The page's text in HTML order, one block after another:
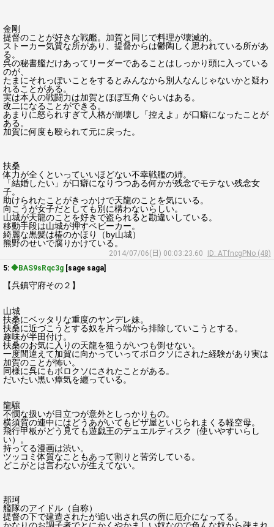
金剛
提督のことが好きな戦艦。加賀と同じで料理が壊滅的。
ストーカー気質な所があり、提督からは鬱陶しく思われている所があ
る。
呉の秘書艦だけあってリーダーであることはしっかり頭に入っている
のが、
たまにそれっぽいことをするとみんなから別人なんじゃないかと疑わ
れることがある。
実は本人の戦闘力は加賀とほぼ互角ぐらいはある。
改二になることができる。
あまりに怒られすぎて人格が崩壊し「控えよ」が口癖になったことが
ある。
加賀に何度も殴られて元に戻った。
扶桑
体力が全くといっていいほどない不幸戦艦の姉。
「結婚したい」が口癖になりつつある何かが残念でモテない残念女
子。
助けられたことがきっかけで天龍のことを気にいる。
向こうが女子だとしても別に構わないらしい。
山城が天龍のことを好きで盗られると勘違いしている。
移動手段は山城が押すベビーカー。
綺麗な黒髪は椿のかほり（by山城）
熊野のせいで腐りかけている。
2014/07/06(日) 00:03:23.60
ID: ATfncgPNo (48)
5: ◆BAS9sRqc3g [sage saga]
【呉鎮守府その２】
山城
扶桑にベッタリな重度のヤンデレ妹。
扶桑に近づこうとする奴を片っ端から排除していこうとする。
趣味が半田付け。
扶桑のお気に入りの天龍を狙うがいつも倒せない。
一度間違えて加賀に向かっていってボロクソにされた経験があり実は
加賀のことが怖い。
同様に呉にもボロクソにされたことがある。
だいたい黒い瘴気を纏っている。
龍驤
不憫な扱いが目立つが意外としっかりもの。
横須賀の連中にはどうあがいてもピザ屋といじられまくる軽空母。
飛行甲板がどう見ても遊戯王のデュエルディスク（使いやすいらし
い）。
持ってる漫画は渋い。
ツッコミ体質なこともあって割りと苦労している。
どこがとは言わないが生えてない。
那珂
艦隊のアイドル（自称）
提督の下で建造されたが追い出され呉の所に厄介になってる。